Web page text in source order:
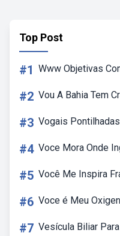
Top Post
#1 Www Objetivas
#2 Vou A Bahia Tem
#3 Vogais
#4 Voce Mora Onde
#5 Você Me Inspira
#6 Voce é Meu
#7 Vesícula Biliar